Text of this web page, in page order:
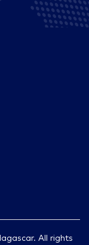
All rights